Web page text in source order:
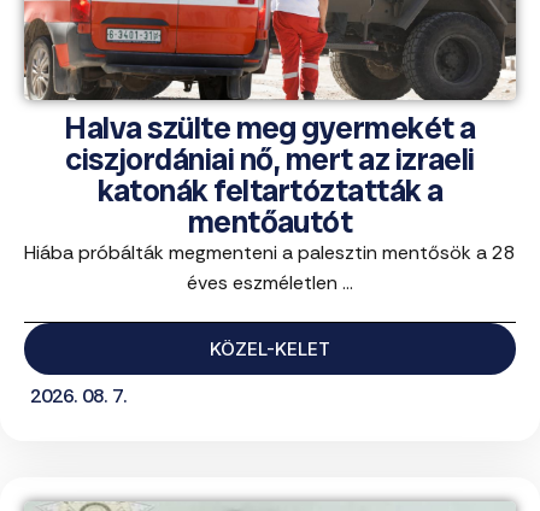
Halva szülte meg gyermekét a
ciszjordániai nő, mert az izraeli
katonák feltartóztatták a
mentőautót
Hiába próbálták megmenteni a palesztin mentősök a 28
éves eszméletlen ...
KÖZEL-KELET
2026. 08. 7.